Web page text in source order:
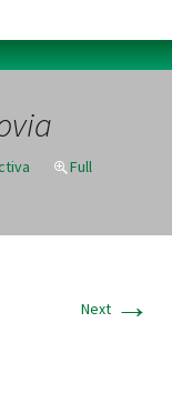
Full
Next →